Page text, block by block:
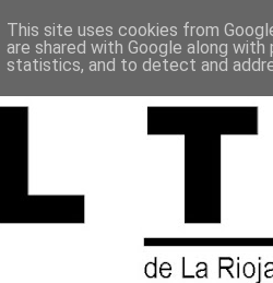
This site uses cookies from
are shared with Google along
statistics, and to detect and